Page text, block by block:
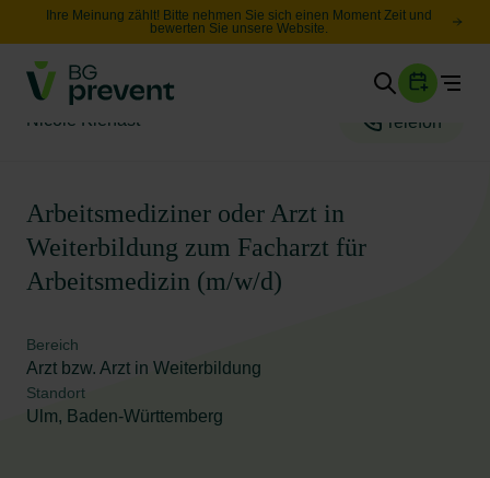
Ihre Meinung zählt! Bitte nehmen Sie sich einen Moment Zeit und
bewerten Sie unsere Website.
Gesundheit
Unternehmen
Wissen
Suche
Leichte Sprache
Nicole Kienast Telefon
Arbeitsmediziner oder Arzt in
Weiterbildung zum Facharzt für
Arbeitsmedizin (m/w/d)
Bereich
Arzt bzw. Arzt in Weiterbildung
Standort
Ulm, Baden-Württemberg